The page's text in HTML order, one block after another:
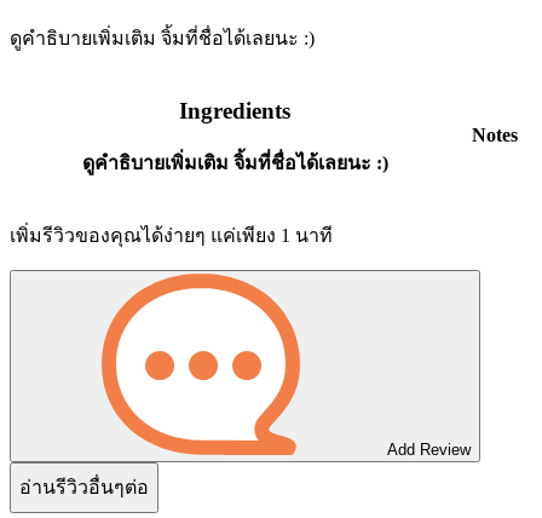
ดูคำธิบายเพิ่มเติม จิ้มที่ชื่อได้เลยนะ :)
Ingredients
ดูคำธิบายเพิ่มเติม จิ้มที่ชื่อได้เลยนะ :)
Notes
เพิ่มรีวิวของคุณได้ง่ายๆ แค่เพียง 1 นาที
Add Review
อ่านรีวิวอื่นๆต่อ